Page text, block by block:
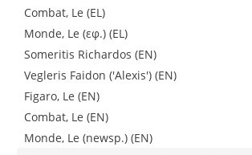
Combat, Le (EL)
Monde, Le (εφ.) (EL)
Someritis Richardos (EN)
Vegleris Faidon ('Alexis') (EN)
Figaro, Le (EN)
Combat, Le (EN)
Monde, Le (newsp.) (EN)